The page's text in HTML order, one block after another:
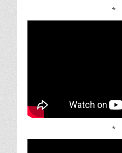
*
*